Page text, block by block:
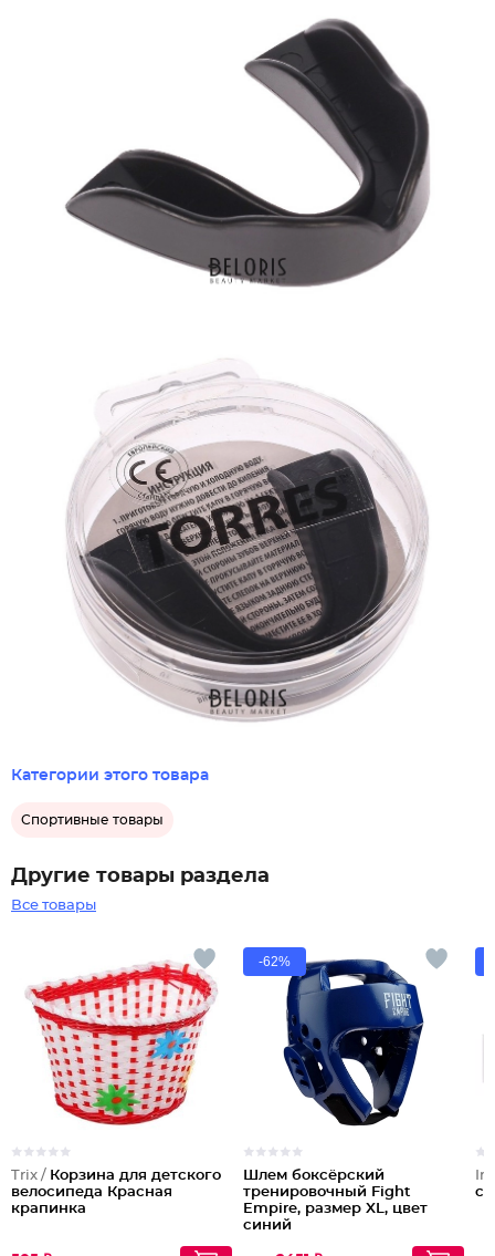
Категории этого товара
Спортивные товары
Другие товары раздела
Все товары
Trix / Корзина для детского
велосипеда Красная
крапинка
-62%
Шлем боксёрский
тренировочный Fight
Empire, размер XL, цвет
синий
см